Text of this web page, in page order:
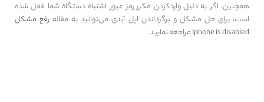
همچنین، اگر به دلیل وارد‌کردن مکرر رمز عبور اشتباه دستگاه شما قفل شده
است، برای حل مشکل و برگرداندن اپل آیدی می‌توانید به مقاله رفع مشکل
Iphone is disabledمراجعه نمایید.